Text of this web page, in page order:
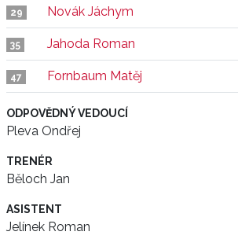
29 Novák Jáchym
35 Jahoda Roman
47 Fornbaum Matěj
ODPOVĚDNÝ VEDOUCÍ
Pleva Ondřej
TRENÉR
Běloch Jan
ASISTENT
Jelínek Roman